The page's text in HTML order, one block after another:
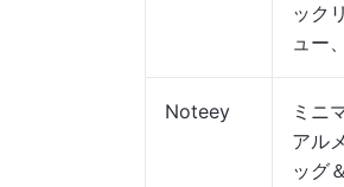
ック
ュー
Noteey
ミニ
アル
ッグ